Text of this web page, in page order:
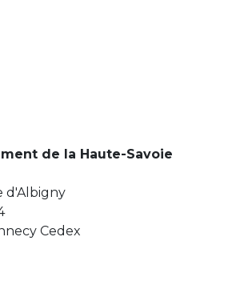
de la Haute-Savoie
d'Albigny
Cedex